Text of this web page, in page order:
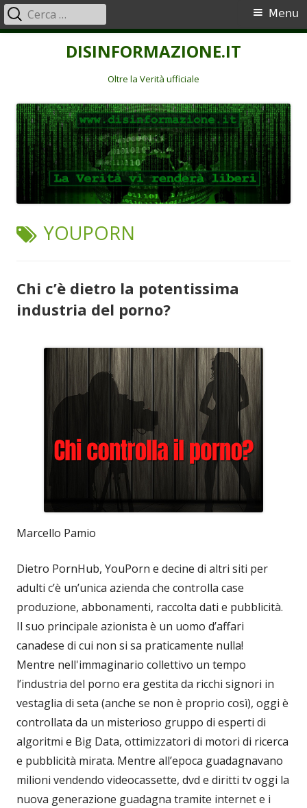
DISINFORMAZIONE.IT
Oltre la Verità ufficiale
Menu
principale
Menu
Ricerca
per:
TAG:
YOUPORN
Chi c’è dietro la potentissima
industria del porno?
Marcello Pamio
Dietro PornHub, YouPorn e decine di altri siti per
adulti c’è un’unica azienda che controlla case
produzione, abbonamenti, raccolta dati e pubblicità.
Il suo principale azionista è un uomo d’affari
canadese di cui non si sa praticamente nulla!
Mentre nell'immaginario collettivo un tempo
l’industria del porno era gestita da ricchi signori in
vestaglia di seta (anche se non è proprio così), oggi è
controllata da un misterioso gruppo di esperti di
algoritmi e Big Data, ottimizzatori di motori di ricerca
e pubblicità mirata. Mentre all’epoca guadagnavano
milioni vendendo videocassette, dvd e diritti tv oggi la
nuova generazione guadagna tramite internet e i